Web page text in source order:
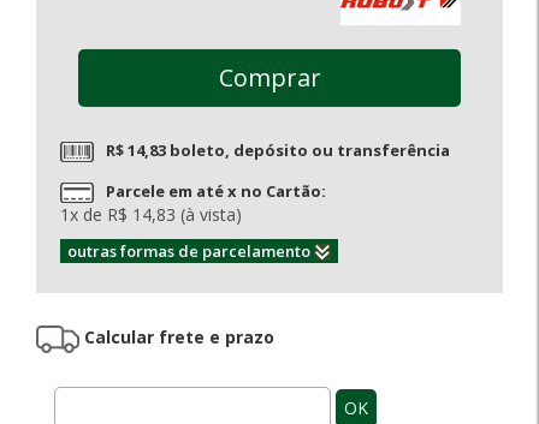
Comprar
R$ 14,83 boleto, depósito ou transferência
Parcele em até x no Cartão:
1x de R$ 14,83 (à vista)
outras formas de parcelamento
Calcular frete e prazo
OK